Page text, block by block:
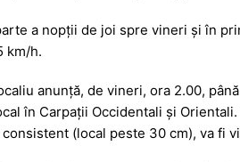
a nopţii de joi spre vineri şi în
km/h.
anunţă, de vineri, ora 2.00,
în Carpaţii Occidentali şi
consistent (local peste 30 cm), va fi